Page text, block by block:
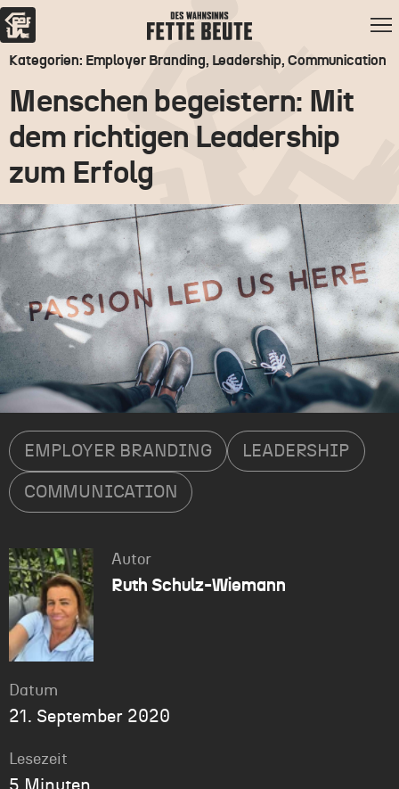
Kategorien: Employer Branding, Leadership, Communication
Menschen begeistern: Mit
dem richtigen Leadership
zum Erfolg
EMPLOYER BRANDING LEADERSHIP
COMMUNICATION
Autor
Ruth Schulz-Wiemann
Datum
21. September 2020
Lesezeit
5 Minuten